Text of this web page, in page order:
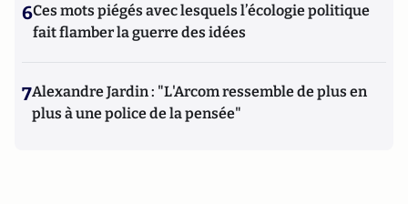
6Ces mots piégés avec lesquels l’écologie politique
fait flamber la guerre des idées
7Alexandre Jardin : "L'Arcom ressemble de plus en
plus à une police de la pensée"